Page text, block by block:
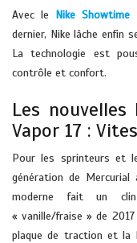
Avec le Nike Showtime
dernier, Nike lâche enfin
La technologie est
contrôle et confort.
Les
Vapor 17 :
Pour les sprinteurs et
génération de
moderne fait un
« vanille/fraise » de
plaque de traction et